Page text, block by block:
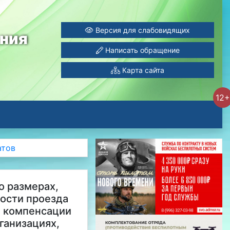
Версия для слабовидящих
Написать обращение
Карта сайта
12+
размерах,
проезда
компенсации